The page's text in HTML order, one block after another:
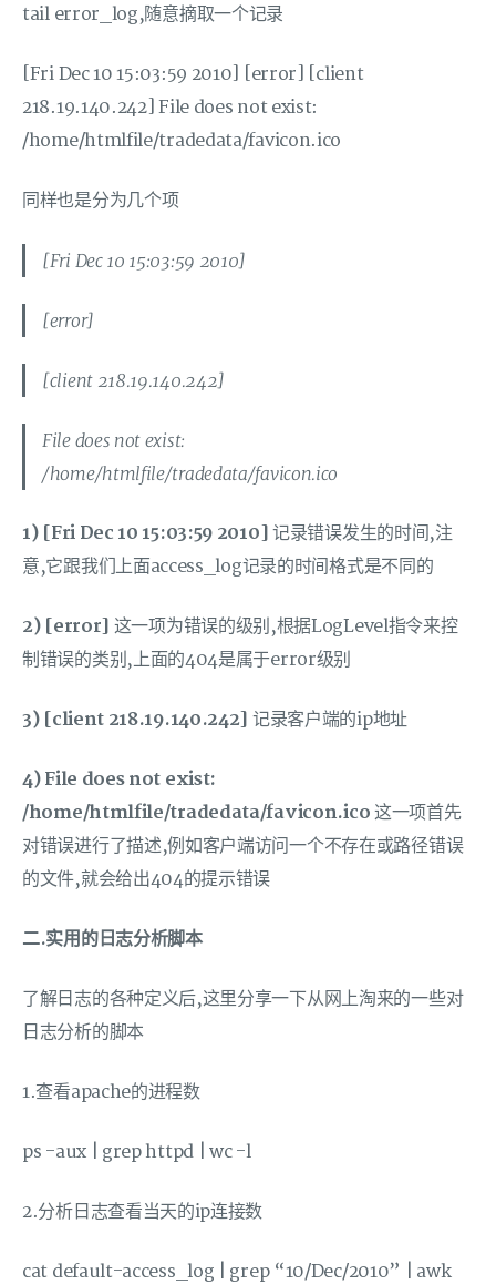
tail error_log,随意摘取一个记录
[Fri Dec 10 15:03:59 2010] [error] [client
218.19.140.242] File does not exist:
/home/htmlfile/tradedata/favicon.ico
同样也是分为几个项
[Fri Dec 10 15:03:59 2010]
[error]
[client 218.19.140.242]
File does not exist:
/home/htmlfile/tradedata/favicon.ico
1) [Fri Dec 10 15:03:59 2010] 记录错误发生的时间,注
意,它跟我们上面access_log记录的时间格式是不同的
2) [error] 这一项为错误的级别,根据LogLevel指令来控
制错误的类别,上面的404是属于error级别
3) [client 218.19.140.242] 记录客户端的ip地址
4) File does not exist:
/home/htmlfile/tradedata/favicon.ico 这一项首先
对错误进行了描述,例如客户端访问一个不存在或路径错误
的文件,就会给出404的提示错误
二.实用的日志分析脚本
了解日志的各种定义后,这里分享一下从网上淘来的一些对
日志分析的脚本
1.查看apache的进程数
ps -aux | grep httpd | wc -l
2.分析日志查看当天的ip连接数
cat default-access_log | grep “10/Dec/2010” | awk